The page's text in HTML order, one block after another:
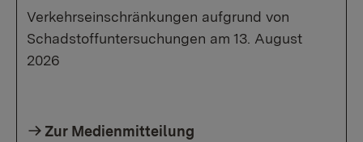
Verkehrseinschränkungen aufgrund von
Schadstoffuntersuchungen am 13. August
2026
Zur Medienmitteilung